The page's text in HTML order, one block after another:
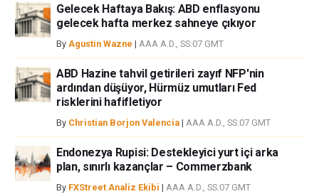
Gelecek Haftaya Bakış: ABD enflasyonu
gelecek hafta merkez sahneye çıkıyor
By Agustin Wazne | AAA A.D., SS:07 GMT
ABD Hazine tahvil getirileri zayıf NFP'nin
ardından düşüyor, Hürmüz umutları Fed
risklerini hafifletiyor
By Christian Borjon Valencia | AAA A.D., SS:07 GMT
Endonezya Rupisi: Destekleyici yurt içi arka
plan, sınırlı kazançlar – Commerzbank
By FXStreet Analiz Ekibi | AAA A.D., SS:07 GMT